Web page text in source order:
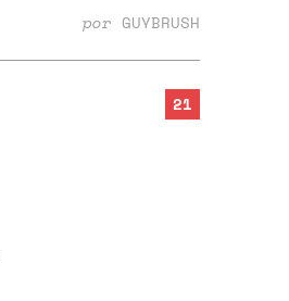
por GUYBRUSH
21